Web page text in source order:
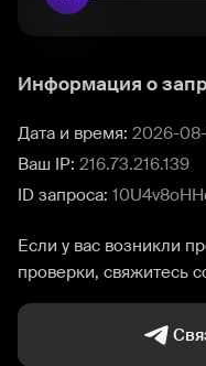
Информация о
Дата и время: 2026-
Ваш IP: 216.73.216.139
ID запроса:
Если у вас возникли
проверки, свяжитесь